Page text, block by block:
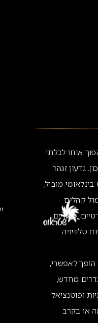
אותו לבלתי
זגהר
מוביל,
קהלים
עסקיים,
לאפשרי,
מחדש,
בקרב